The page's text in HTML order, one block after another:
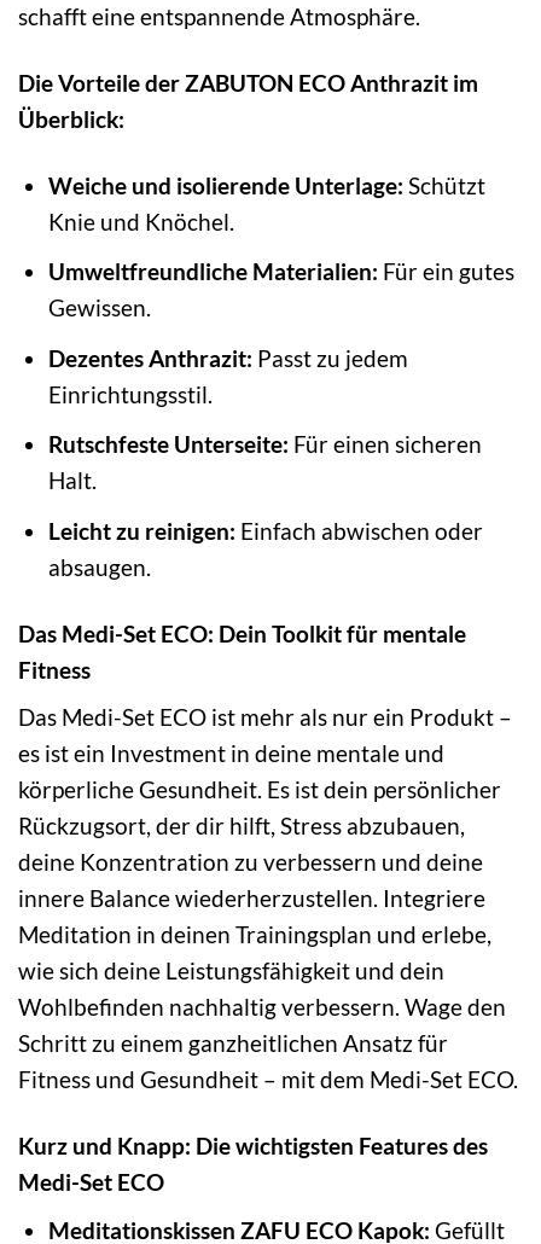
schafft eine entspannende Atmosphäre.
Die Vorteile der ZABUTON ECO Anthrazit im
Überblick:
Weiche und isolierende Unterlage: Schützt
Knie und Knöchel.
Umweltfreundliche Materialien: Für ein gutes
Gewissen.
Dezentes Anthrazit: Passt zu jedem
Einrichtungsstil.
Rutschfeste Unterseite: Für einen sicheren
Halt.
Leicht zu reinigen: Einfach abwischen oder
absaugen.
Das Medi-Set ECO: Dein Toolkit für mentale
Fitness
Das Medi-Set ECO ist mehr als nur ein Produkt –
es ist ein Investment in deine mentale und
körperliche Gesundheit. Es ist dein persönlicher
Rückzugsort, der dir hilft, Stress abzubauen,
deine Konzentration zu verbessern und deine
innere Balance wiederherzustellen. Integriere
Meditation in deinen Trainingsplan und erlebe,
wie sich deine Leistungsfähigkeit und dein
Wohlbefinden nachhaltig verbessern. Wage den
Schritt zu einem ganzheitlichen Ansatz für
Fitness und Gesundheit – mit dem Medi-Set ECO.
Kurz und Knapp: Die wichtigsten Features des
Medi-Set ECO
Meditationskissen ZAFU ECO Kapok: Gefüllt